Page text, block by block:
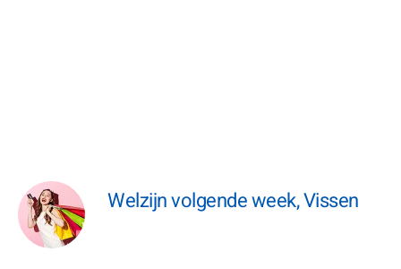
Welzijn volgende week, Vissen